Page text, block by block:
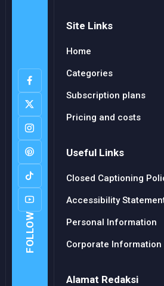
FOLLOW
Site Links
Home
Categories
Subscription plans
Pricing and costs
Useful Links
Closed Captioning
Accessibility
Personal Information
Corporate Information
Alamat Redaksi